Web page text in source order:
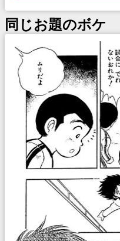
同じお題のボケ